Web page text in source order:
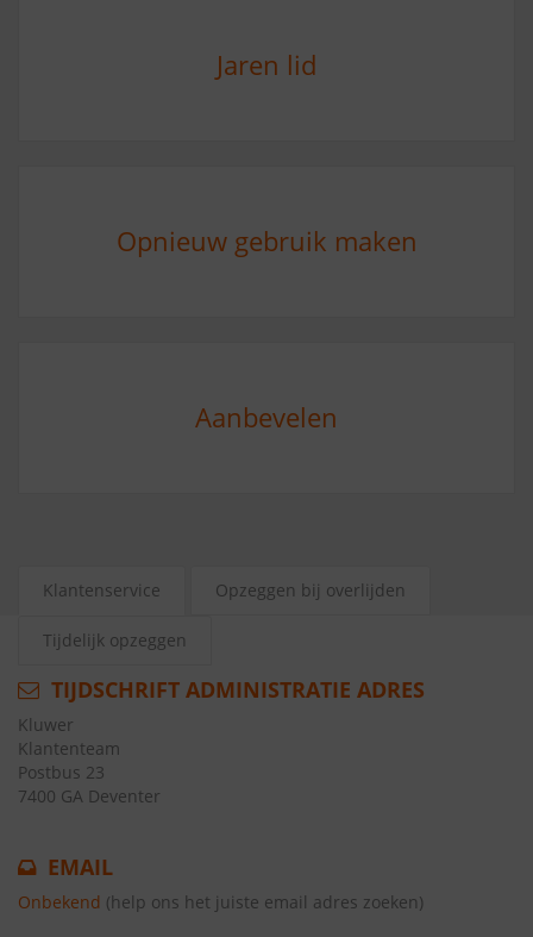
Jaren lid
Opnieuw gebruik maken
Aanbevelen
Klantenservice Opzeggen bij overlijden
Tijdelijk opzeggen
TIJDSCHRIFT ADMINISTRATIE ADRES
Kluwer
Klantenteam
Postbus 23
7400 GA Deventer
EMAIL
Onbekend (help ons het juiste email adres zoeken)